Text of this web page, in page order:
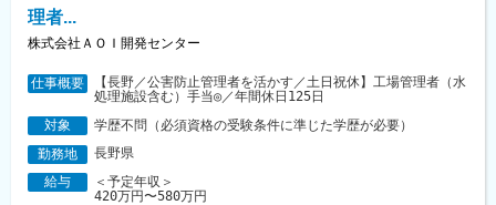
理者...
株式会社ＡＯＩ開発センター
仕事概要
【長野／公害防止管理者を活かす／土日祝休】工場管理者（水
処理施設含む）手当◎／年間休日125日
対象
学歴不問（必須資格の受験条件に準じた学歴が必要）
勤務地
長野県
給与
＜予定年収＞
420万円〜580万円